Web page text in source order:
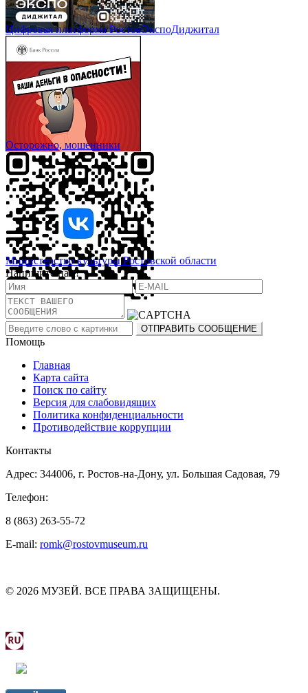
Цифровая платформа РостовЭкспоДиджитал
Осторожно, мошенники
Министерство культуры Ростовской области
Напишите нам!
Помощь
Главная
Карта сайта
Поиск по сайту
Версия для слабовидящих
Политика конфиденциальности
Противодействие коррупции
Контакты
Адрес: 344006, г. Ростов-на-Дону, ул. Большая Садовая, 79
Телефон:
8 (863) 263-55-72
E-mail: romk@rostovmuseum.ru
© 2026 МУЗЕЙ. ВСЕ ПРАВА ЗАЩИЩЕНЫ.